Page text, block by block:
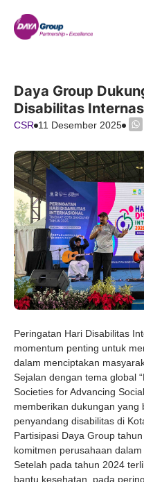
Daya Group
Disabilitas
CSR 11 Desember 2025
Peringatan Hari Disabilitas
momentum penting untuk
dalam menciptakan
Sejalan dengan tema global
Societies for Advancing
memberikan dukungan yang
penyandang disabilitas di
Partisipasi Daya Group
komitmen perusahaan
Setelah pada tahun 2024
bantu kesehatan, pada